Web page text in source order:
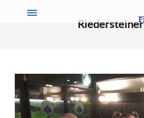
Riedersteiner